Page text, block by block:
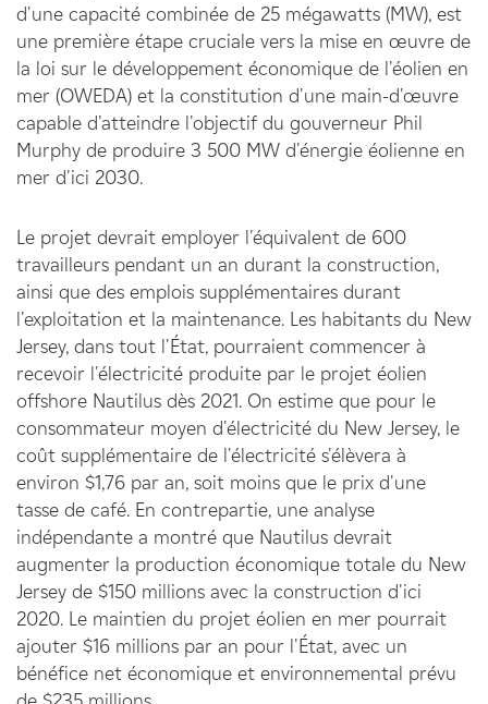
d'une capacité combinée de 25 mégawatts (MW), est
une première étape cruciale vers la mise en œuvre de
la loi sur le développement économique de l'éolien en
mer (OWEDA) et la constitution d'une main-d'œuvre
capable d'atteindre l'objectif du gouverneur Phil
Murphy de produire 3 500 MW d'énergie éolienne en
mer d'ici 2030.
Le projet devrait employer l'équivalent de 600
travailleurs pendant un an durant la construction,
ainsi que des emplois supplémentaires durant
l'exploitation et la maintenance. Les habitants du New
Jersey, dans tout l'État, pourraient commencer à
recevoir l'électricité produite par le projet éolien
offshore Nautilus dès 2021. On estime que pour le
consommateur moyen d'électricité du New Jersey, le
coût supplémentaire de l'électricité s'élèvera à
environ $1,76 par an, soit moins que le prix d'une
tasse de café. En contrepartie, une analyse
indépendante a montré que Nautilus devrait
augmenter la production économique totale du New
Jersey de $150 millions avec la construction d'ici
2020. Le maintien du projet éolien en mer pourrait
ajouter $16 millions par an pour l'État, avec un
bénéfice net économique et environnemental prévu